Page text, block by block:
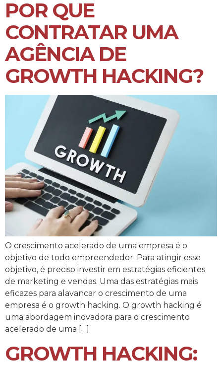
POR QUE
CONTRATAR UMA
AGÊNCIA DE
GROWTH HACKING?
O crescimento acelerado de uma empresa é o
objetivo de todo empreendedor. Para atingir esse
objetivo, é preciso investir em estratégias eficientes
de marketing e vendas. Uma das estratégias mais
eficazes para alavancar o crescimento de uma
empresa é o growth hacking. O growth hacking é
uma abordagem inovadora para o crescimento
acelerado de uma […]
GROWTH HACKING: